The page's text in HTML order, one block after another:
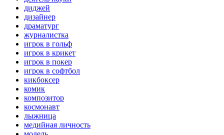
диджей
дизайнер
драматург
журналистка
игрок в гольф
игрок в крикет
игрок в покер
игрок в софтбол
кикбоксер
комик
композитор
космонавт
лыжница
медийная личность